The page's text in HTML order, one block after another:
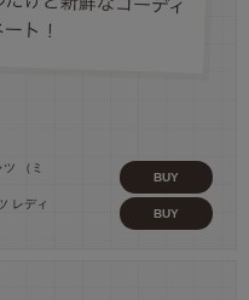
（ミ
BUY
レディ
BUY